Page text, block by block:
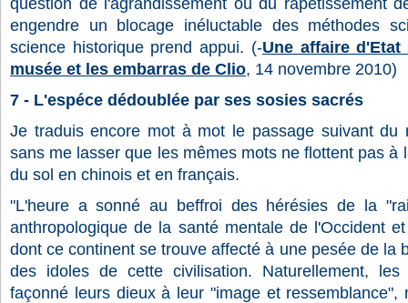
question de l'agrandissement ou du rapetissement
engendre un blocage inéluctable des méthodes
science historique prend appui. (-Une affaire
musée et les embarras de Clio, 14 novembre 2010)
7 - L'espéce dédoublée par ses sosies sacrés
Je traduis encore mot à mot le passage suivant du
sans me lasser que les mêmes mots ne flottent pas à
du sol en chinois et en français.
"L'heure a sonné au beffroi des hérésies de la
anthropologique de la santé mentale de l'Occident
dont ce continent se trouve affecté à une pesée de la
des idoles de cette civilisation. Naturellement,
façonné leurs dieux à leur "image et ressemblance",